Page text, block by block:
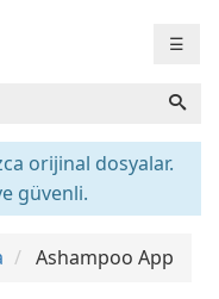
☰
orijinal dosyalar.
güvenli.
Ashampoo App